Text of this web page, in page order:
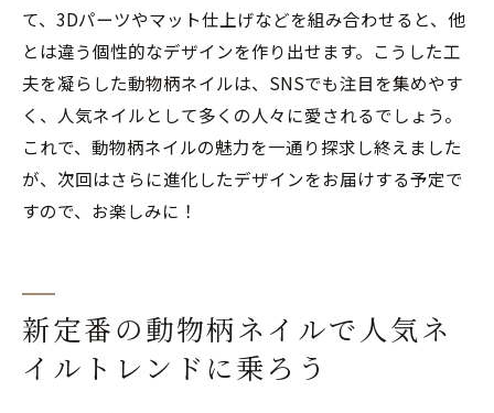
て、3Dパーツやマット仕上げなどを組み合わせると、他
とは違う個性的なデザインを作り出せます。こうした工
夫を凝らした動物柄ネイルは、SNSでも注目を集めやす
く、人気ネイルとして多くの人々に愛されるでしょう。
これで、動物柄ネイルの魅力を一通り探求し終えました
が、次回はさらに進化したデザインをお届けする予定で
すので、お楽しみに！
新定番の動物柄ネイルで人気ネ
イルトレンドに乗ろう